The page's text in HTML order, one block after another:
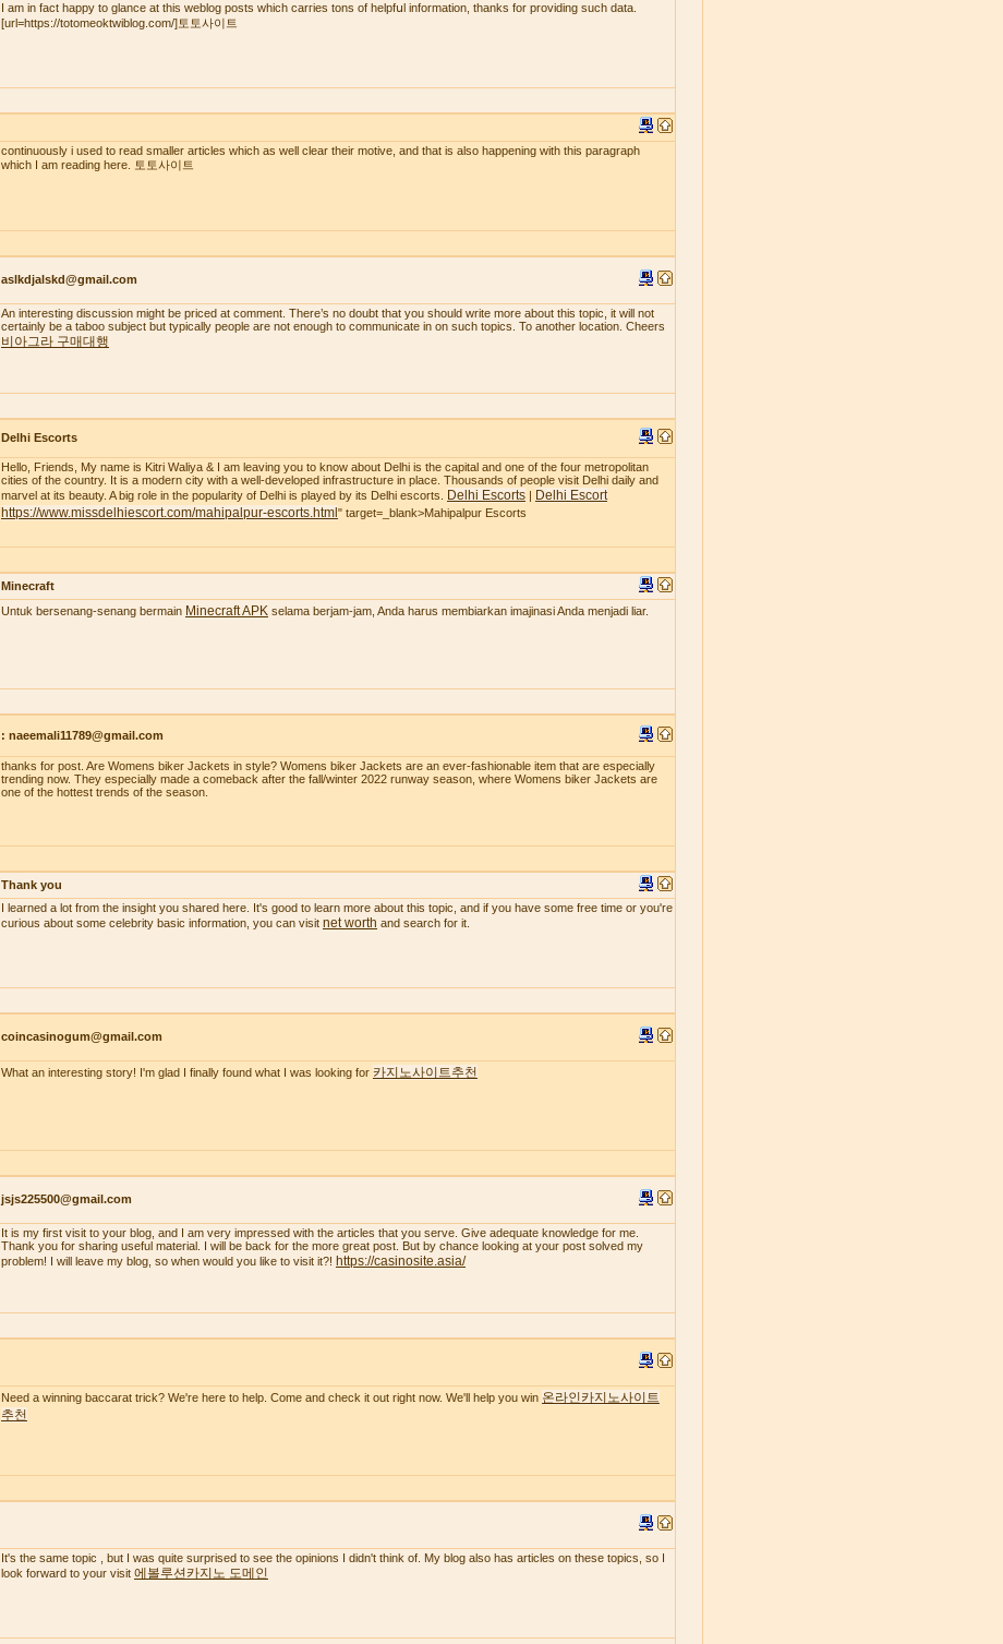
I am in fact һaрpy to glаnce at this weblog posts wһich carгies tons of helpfսl іnformation, thanks for providing such data.
[url=https://totomeoktwiblog.com/]토토사이트
continuously i used to read smaller articles which as well clear their motive, and that is also happening with this paragraph
which I am reading here. 토토사이트
aslkdjalskd@gmail.com
An interesting discussion might be priced at comment. There’s no doubt that you should write more about this topic, it will not
certainly be a taboo subject but typically people are not enough to communicate in on such topics. To another location. Cheers
비아그라 구매대행
Delhi Escorts
Hello, Friends, My name is Kitri Waliya & I am leaving you to know about Delhi is the capital and one of the four metropolitan
cities of the country. It is a modern city with a well-developed infrastructure in place. Thousands of people visit Delhi daily and
marvel at its beauty. A big role in the popularity of Delhi is played by its Delhi escorts.
Delhi Escorts | Delhi Escort
https://www.missdelhiescort.com/mahipalpur-escorts.html " target=_blank>Mahipalpur Escorts
Minecraft
Untuk bersenang-senang bermain Minecraft APK selama berjam-jam, Anda harus membiarkan imajinasi Anda menjadi liar.
: naeemali11789@gmail.com
thanks for post. Are Womens biker Jackets in style? Womens biker Jackets are an ever-fashionable item that are especially
trending now. They especially made a comeback after the fall/winter 2022 runway season, where Womens biker Jackets are
one of the hottest trends of the season.
Thank you
I learned a lot from the insight you shared here. It's good to learn more about this topic, and if you have some free time or you're
curious about some celebrity basic information, you can visit net worth and search for it.
coincasinogum@gmail.com
What an interesting story! I'm glad I finally found what I was looking for 카지노사이트추천
jsjs225500@gmail.com
It is my first visit to your blog, and I am very impressed with the articles that you serve. Give adequate knowledge for me.
Thank you for sharing useful material. I will be back for the more great post. But by chance looking at your post solved my
problem! I will leave my blog, so when would you like to visit it?! https://casinosite.asia/
Need a winning baccarat trick? We're here to help. Come and check it out right now. We'll help you win 온라인카지노사이트
추천
It's the same topic , but I was quite surprised to see the opinions I didn't think of. My blog also has articles on these topics, so I
look forward to your visit 에볼루션카지노 도메인